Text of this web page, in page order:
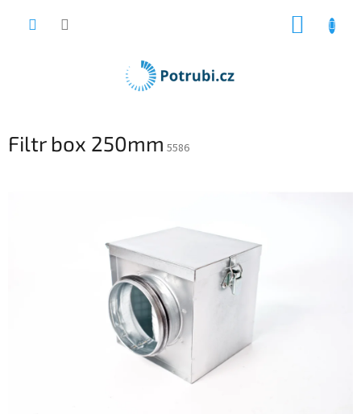
Filtr box 250mm 5586